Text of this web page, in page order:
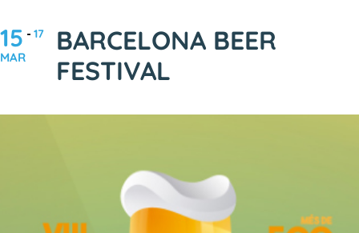
15
MAR
17
BARCELONA BEER
FESTIVAL